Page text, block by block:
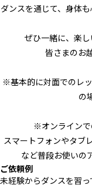
ダンスを通じて、身体
ぜひ一緒に、楽
皆さまのお
※基本的に対面でのレ
の
※オンラインで
スマートフォンやタブ
など普段お使いの
ご依頼例
未経験からダンスを習っ